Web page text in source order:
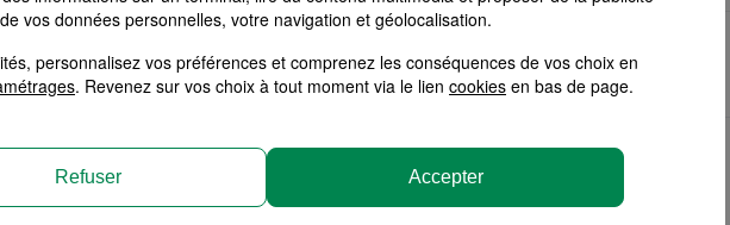
vos données personnelles, votre navigation et géolocalisation.
personnalisez vos préférences et comprenez les conséquences de vos choix en
. Revenez sur vos choix à tout moment via le lien cookies en bas de page.
Refuser Accepter